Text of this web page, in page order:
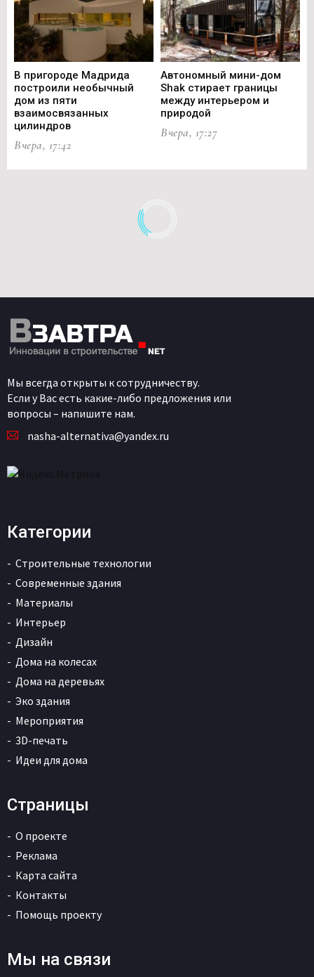
В пригороде Мадрида
построили необычный
дом из пяти
взаимосвязанных
цилиндров
Вчера, 17:42
Автономный мини-дом
Shak стирает границы
между интерьером и
природой
Вчера, 17:27
ЛЕТНИЙ ДОМИК ПЛОЩАДЬЮ 35 М²
СОЗДАН ПО ТЕХНОЛОГИЯМ,
РАЗРАБОТАННЫМ ДЛЯ КОСМОСА
Автор: Елена 05.08.2026, 16:46
Датская студия SAGA Space Architects
представила необычный летний дом
EcoNeo, в котором космические
технологии нашли применение в
полноценную сауну. Проект расположен
в Аснесе на острове Зеландия и
демонстрирует, как опыт создания
космических модулей может изменить
представление о компактном жилье.
читать далее
Мы всегда открыты к сотрудничеству.
nasha-alternativa@yandex.ru